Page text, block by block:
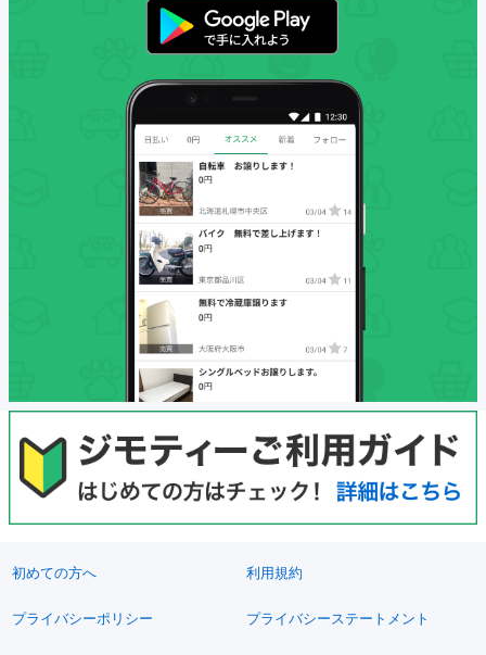
初めての方へ 利用規約
プライバシーポリシー プライバシーステートメント